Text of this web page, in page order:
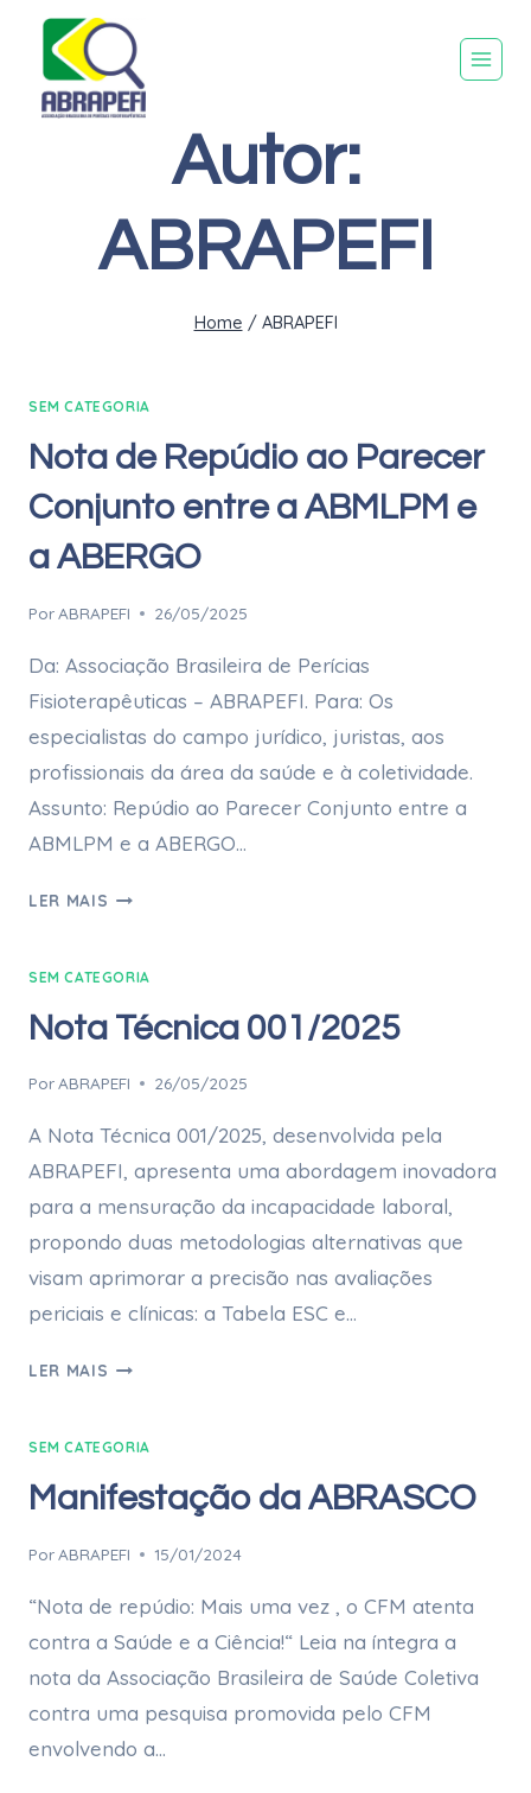
Autor:
ABRAPEFI
Home / ABRAPEFI
SEM CATEGORIA
Nota de Repúdio ao Parecer
Conjunto entre a ABMLPM e
a ABERGO
PorABRAPEFI 26/05/2025
Da: Associação Brasileira de Perícias
Fisioterapêuticas – ABRAPEFI. Para: Os
especialistas do campo jurídico, juristas, aos
profissionais da área da saúde e à coletividade.
Assunto: Repúdio ao Parecer Conjunto entre a
ABMLPM e a ABERGO…
LER MAIS
SEM CATEGORIA
Nota Técnica 001/2025
PorABRAPEFI 26/05/2025
A Nota Técnica 001/2025, desenvolvida pela
ABRAPEFI, apresenta uma abordagem inovadora
para a mensuração da incapacidade laboral,
propondo duas metodologias alternativas que
visam aprimorar a precisão nas avaliações
periciais e clínicas: a Tabela ESC e…
LER MAIS
SEM CATEGORIA
Manifestação da ABRASCO
PorABRAPEFI 15/01/2024
“Nota de repúdio: Mais uma vez , o CFM atenta
contra a Saúde e a Ciência!“ Leia na íntegra a
nota da Associação Brasileira de Saúde Coletiva
contra uma pesquisa promovida pelo CFM
envolvendo a…